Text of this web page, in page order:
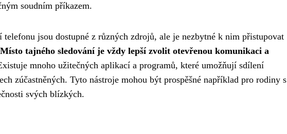
soudním příkazem.
jsou dostupné z různých zdrojů, ale je nezbytné k nim přistupovat
Místo tajného sledování je vždy lepší zvolit otevřenou komunikaci a
mnoho užitečných aplikací a programů, které umožňují sdílení
zúčastněných. Tyto nástroje mohou být prospěšné například pro rodiny s
svých blízkých.